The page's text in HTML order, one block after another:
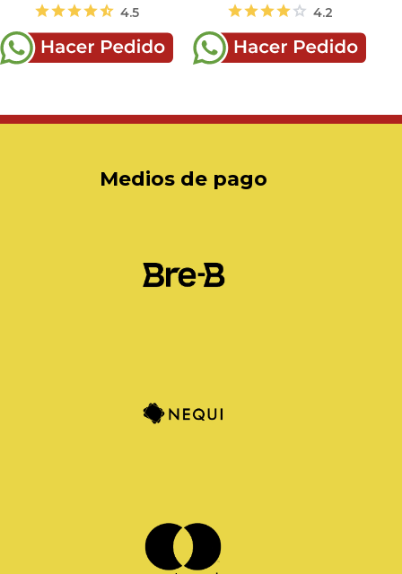
starstarstarstarstar_half 4.5 starstarstarstarstar 4.2
Medios de pago